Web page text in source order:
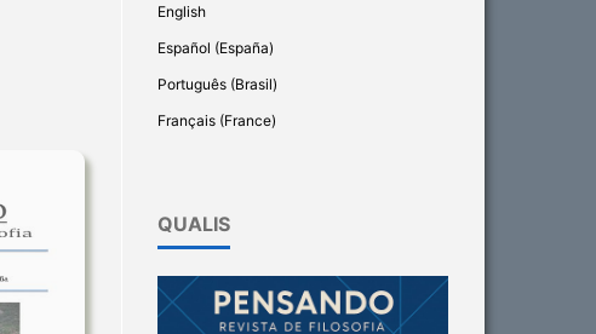
English
Español (España)
Português (Brasil)
Français (France)
QUALIS